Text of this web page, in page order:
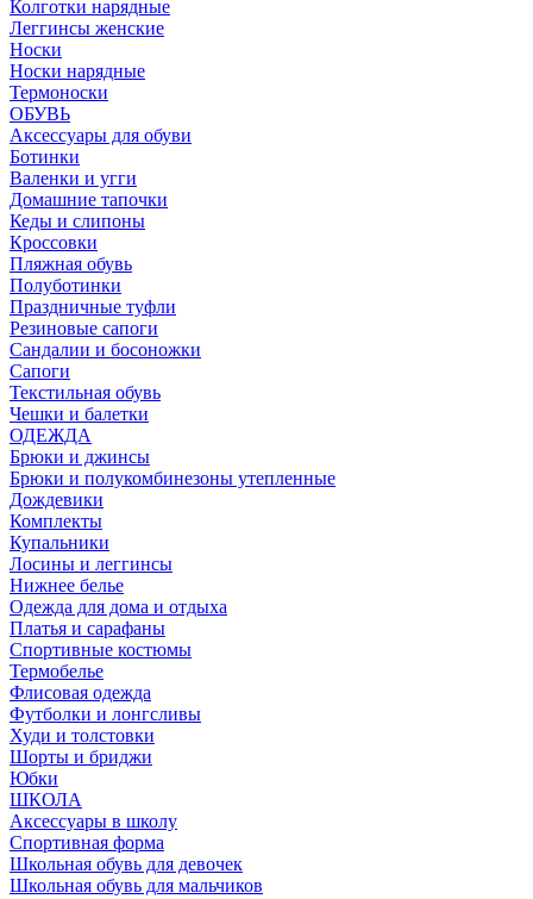
Колготки нарядные
Леггинсы женские
Носки
Носки нарядные
Термоноски
ОБУВЬ
Аксессуары для обуви
Ботинки
Валенки и угги
Домашние тапочки
Кеды и слипоны
Кроссовки
Пляжная обувь
Полуботинки
Праздничные туфли
Резиновые сапоги
Сандалии и босоножки
Сапоги
Текстильная обувь
Чешки и балетки
ОДЕЖДА
Брюки и джинсы
Брюки и полукомбинезоны утепленные
Дождевики
Комплекты
Купальники
Лосины и леггинсы
Нижнее белье
Одежда для дома и отдыха
Платья и сарафаны
Спортивные костюмы
Термобелье
Флисовая одежда
Футболки и лонгсливы
Худи и толстовки
Шорты и бриджи
Юбки
ШКОЛА
Аксессуары в школу
Спортивная форма
Школьная обувь для девочек
Школьная обувь для мальчиков